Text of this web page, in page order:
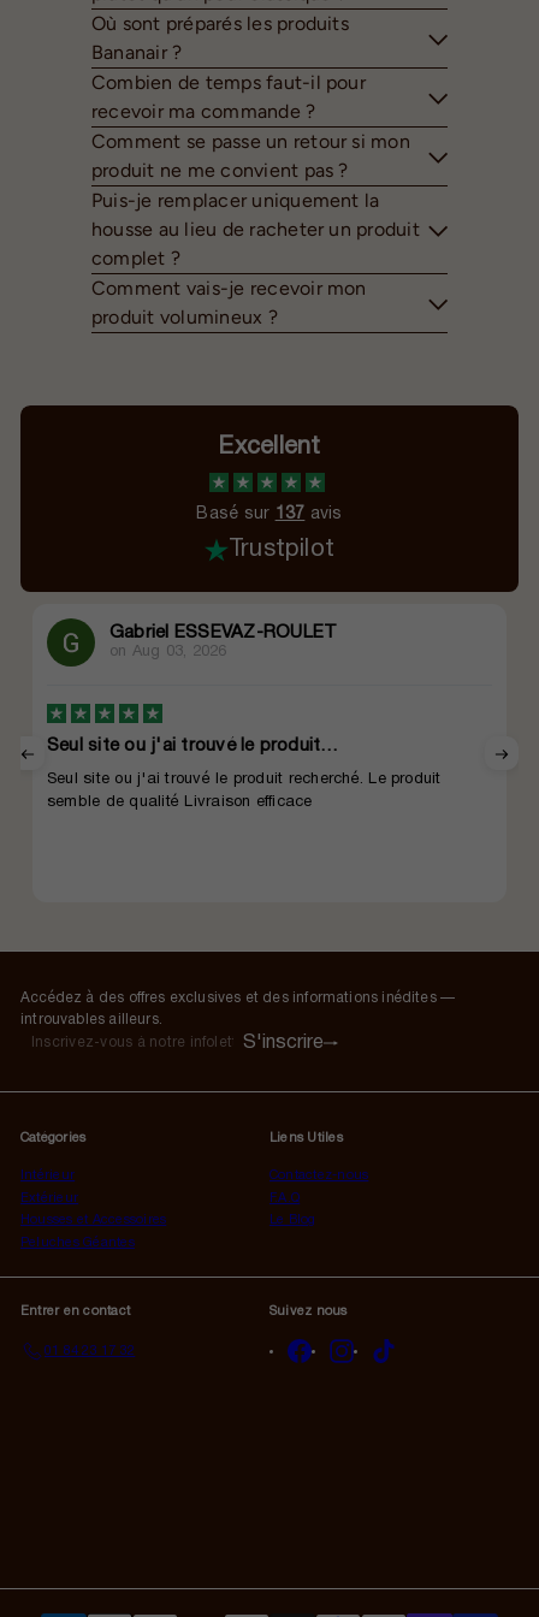
Où sont préparés les produits
Bananair ?
Combien de temps faut-il pour
recevoir ma commande ?
Comment se passe un retour si mon
produit ne me convient pas ?
Puis-je remplacer uniquement la
housse au lieu de racheter un produit
complet ?
Comment vais-je recevoir mon
produit volumineux ?
Excellent
Basé sur 137 avis
Trustpilot
Gabriel ESSEVAZ-ROULET
on Aug 03, 2026
Seul site ou j'ai trouvé le produit…
Seul site ou j'ai trouvé le produit recherché. Le produit
semble de qualité Livraison efficace
Accédez à des offres exclusives et des informations inédites —
introuvables ailleurs.
S'inscrire
Inscrivez-
notre
S'inscrire
Catégories
Intérieur
Extérieur
Housses et Accessoires
Peluches Géantes
Liens Utiles
Contactez-nous
F.A.Q
Le Blog
Entrer en contact
01 84 23 17 32
Suivez nous
FacebookInstagram